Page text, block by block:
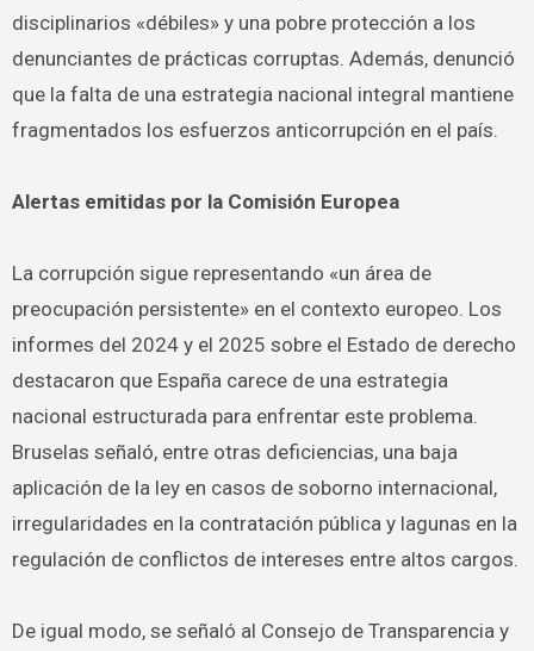
disciplinarios «débiles» y una pobre protección a los
denunciantes de prácticas corruptas. Además, denunció
que la falta de una estrategia nacional integral mantiene
fragmentados los esfuerzos anticorrupción en el país.
Alertas emitidas por la Comisión Europea
La corrupción sigue representando «un área de
preocupación persistente» en el contexto europeo. Los
informes del 2024 y el 2025 sobre el Estado de derecho
destacaron que España carece de una estrategia
nacional estructurada para enfrentar este problema.
Bruselas señaló, entre otras deficiencias, una baja
aplicación de la ley en casos de soborno internacional,
irregularidades en la contratación pública y lagunas en la
regulación de conflictos de intereses entre altos cargos.
De igual modo, se señaló al Consejo de Transparencia y